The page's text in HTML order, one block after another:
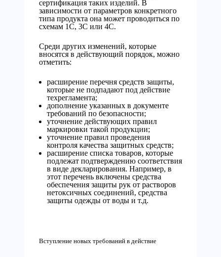
сертификация таких изделий. В
зависимости от параметров конкретного
типа продукта она может проводиться по
схемам 1С, 3С или 4С.
Среди других изменений, которые
вносятся в действующий порядок, можно
отметить:
расширение перечня средств защиты,
которые не подпадают под действие
техрегламента;
дополнение указанных в документе
требований по безопасности;
уточнение действующих правил
маркировки такой продукции;
уточнение правил проведения
контроля качества защитных средств;
расширение списка товаров, которые
подлежат подтверждению соответствия
в виде декларирования. Например, в
этот перечень включены средства
обеспечения защиты рук от растворов
нетоксичных соединений, средства
защиты одежды от воды и т.д.
Вступление новых требований в действие